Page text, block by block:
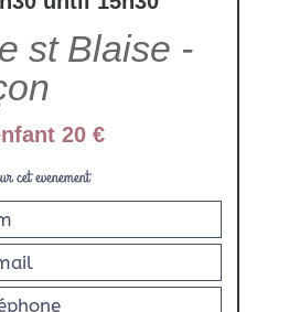
st Blaise -
20 €
cet evenement